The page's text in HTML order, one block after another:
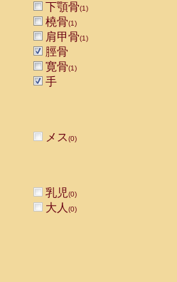
下顎骨(1)
橈骨(1)
肩甲骨(1)
脛骨
寛骨(1)
手
メス(0)
乳児(0)
大人 (0)